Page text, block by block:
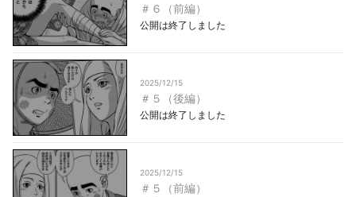
＃６（前編）
公開は終了しました
2025/12/15
＃５（後編）
公開は終了しました
2025/12/15
＃５（前編）